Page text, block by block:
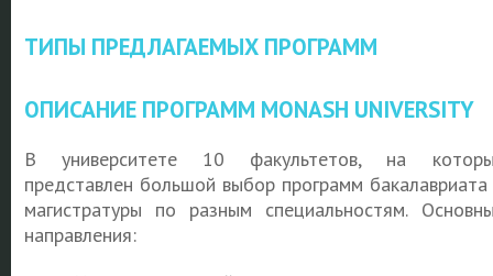
ТИПЫ ПРЕДЛАГАЕМЫХ ПРОГРАММ
ОПИСАНИЕ ПРОГРАММ MONASH UNIVERSITY
В университете 10 факультетов, на
представлен большой выбор программ
магистратуры по разным специальностям.
направления: